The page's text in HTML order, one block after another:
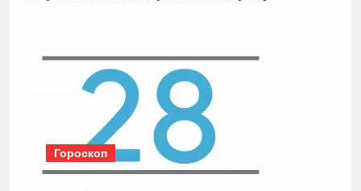
Гороскоп